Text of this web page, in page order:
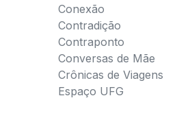
Conexão
Contradição
Contraponto
Conversas de Mãe
Crônicas de Viagens
Espaço UFG